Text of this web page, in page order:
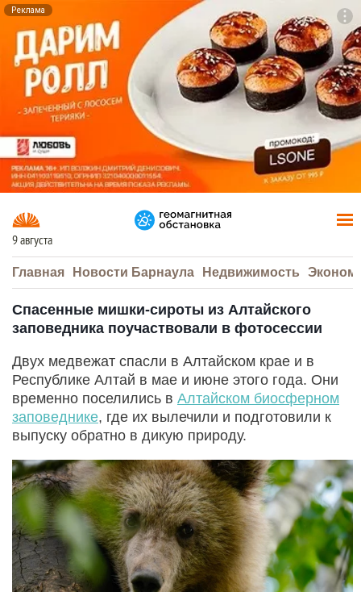
Реклама
9 августа
Главная Новости Барнаула Недвижимость
Спасенные мишки-сироты из Алтайского
заповедника поучаствовали в фотосессии
Двух медвежат спасли в Алтайском крае и в
Республике Алтай в мае и июне этого года. Они
временно поселились в Алтайском биосферном
заповеднике, где их вылечили и подготовили к
выпуску обратно в дикую природу.